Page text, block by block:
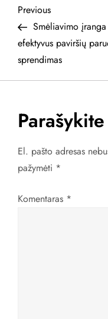
N
a
v
g
a
c
i
Previous
Post
Previous
Smėliavimo
efektyvus paviršių
sprendimas
El. pašto adresas
pažymėti *
Komentaras *